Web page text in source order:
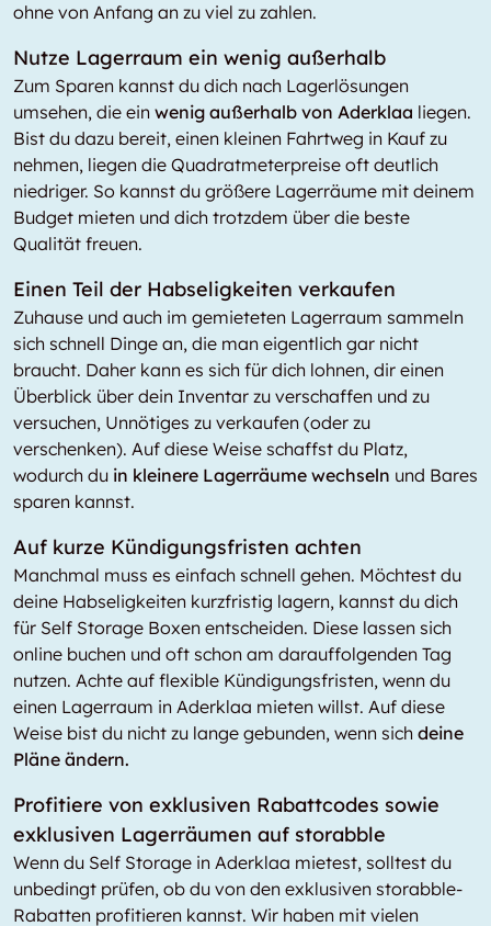
ohne von Anfang an zu viel zu zahlen.
Nutze Lagerraum ein wenig außerhalb
Zum Sparen kannst du dich nach Lagerlösungen
umsehen, die ein wenig außerhalb von Aderklaa liegen.
Bist du dazu bereit, einen kleinen Fahrtweg in Kauf zu
nehmen, liegen die Quadratmeterpreise oft deutlich
niedriger. So kannst du größere Lagerräume mit deinem
Budget mieten und dich trotzdem über die beste
Qualität freuen.
Einen Teil der Habseligkeiten verkaufen
Zuhause und auch im gemieteten Lagerraum sammeln
sich schnell Dinge an, die man eigentlich gar nicht
braucht. Daher kann es sich für dich lohnen, dir einen
Überblick über dein Inventar zu verschaffen und zu
versuchen, Unnötiges zu verkaufen (oder zu
verschenken). Auf diese Weise schaffst du Platz,
wodurch du in kleinere Lagerräume wechseln und Bares
sparen kannst.
Auf kurze Kündigungsfristen achten
Manchmal muss es einfach schnell gehen. Möchtest du
deine Habseligkeiten kurzfristig lagern, kannst du dich
für Self Storage Boxen entscheiden. Diese lassen sich
online buchen und oft schon am darauffolgenden Tag
nutzen. Achte auf flexible Kündigungsfristen, wenn du
einen Lagerraum in Aderklaa mieten willst. Auf diese
Weise bist du nicht zu lange gebunden, wenn sich deine
Pläne ändern.
Profitiere von exklusiven Rabattcodes sowie
exklusiven Lagerräumen auf storabble
Wenn du Self Storage in Aderklaa mietest, solltest du
unbedingt prüfen, ob du von den exklusiven storabble-
Rabatten profitieren kannst. Wir haben mit vielen